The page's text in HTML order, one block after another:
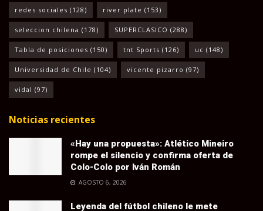
redes sociales (128) river plate (153)
seleccion chilena (178) SUPERCLASICO (288)
Tabla de posiciones (150) tnt Sports (126) uc (148)
Universidad de Chile (104) vicente pizarro (97)
vidal (97)
Noticias recientes
«Hay una propuesta»: Atlético Mineiro
rompe el silencio y confirma oferta de
Colo-Colo por Iván Román
AGOSTO 6, 2026
Leyenda del fútbol chileno le mete